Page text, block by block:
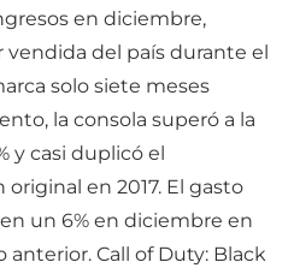
en diciembre,
del país durante el
solo siete meses
la consola superó a la
y casi duplicó el
en 2017. El gasto
un 6% en diciembre en
anterior. Call of Duty: Black